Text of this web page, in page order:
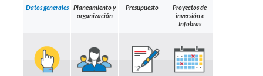
Datos generales
Planeamiento y
organización
Presupuesto
Proyectos de
inversión e
Infobras